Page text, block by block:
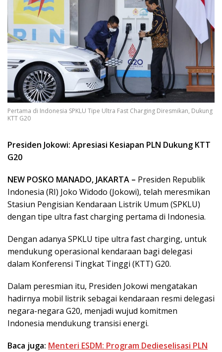
Pertama di Indonesia SPKLU Tipe Ultra Fast Charging Diresmikan, Dukung
KTT G20
Presiden Jokowi: Apresiasi Kesiapan PLN Dukung KTT
G20
NEW POSKO MANADO, JAKARTA – Presiden Republik
Indonesia (RI) Joko Widodo (Jokowi), telah meresmikan
Stasiun Pengisian Kendaraan Listrik Umum (SPKLU)
dengan tipe ultra fast charging pertama di Indonesia.
Dengan adanya SPKLU tipe ultra fast charging, untuk
mendukung operasional kendaraan bagi delegasi
dalam Konferensi Tingkat Tinggi (KTT) G20.
Dalam peresmian itu, Presiden Jokowi mengatakan
hadirnya mobil listrik sebagai kendaraan resmi delegasi
negara-negara G20, menjadi wujud komitmen
Indonesia mendukung transisi energi.
Baca juga: Menteri ESDM: Program Dedieselisasi PLN